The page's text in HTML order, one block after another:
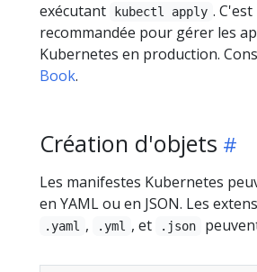
exécutant
kubectl apply .
recommandée pour gérer les
Kubernetes en production.
Book.
Création d'objets
Les manifestes Kubernetes
en YAML ou en JSON. Les
.yaml , .yml , et .json